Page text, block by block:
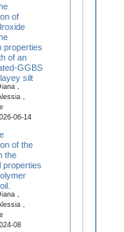
of
properties
of an
GGBS
silt
,
,
06-14
of the
the
properties
,
,
08